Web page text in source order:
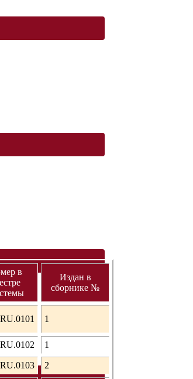
в
Издан в
сборнике №
1
1
2